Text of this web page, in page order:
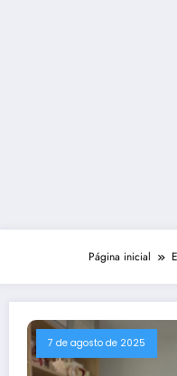
Página inicial
7 de agosto de 2025